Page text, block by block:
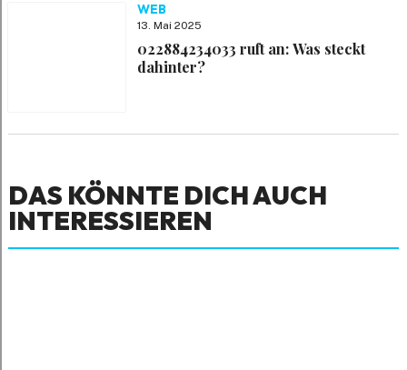
WEB
13. Mai 2025
022884234033 ruft an: Was steckt
dahinter?
DAS KÖNNTE DICH AUCH
INTERESSIEREN